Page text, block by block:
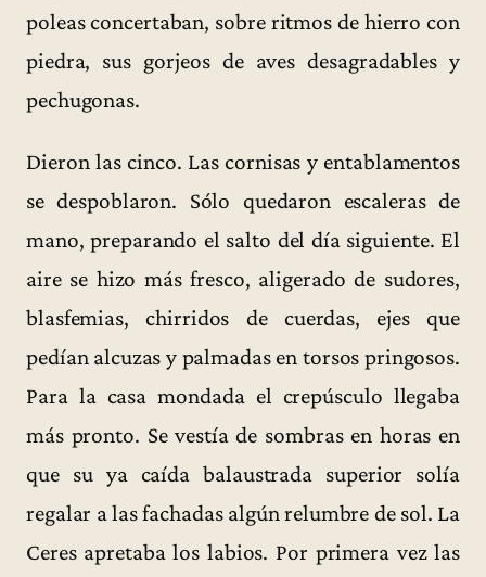
poleas concertaban, sobre ritmos de hierro con
piedra, sus gorjeos de aves desagradables y
pechugonas.
Dieron las cinco. Las cornisas y entablamentos
se despoblaron. Sólo quedaron escaleras de
mano, preparando el salto del día siguiente. El
aire se hizo más fresco, aligerado de sudores,
blasfemias, chirridos de cuerdas, ejes que
pedían alcuzas y palmadas en torsos pringosos.
Para la casa mondada el crepúsculo llegaba
más pronto. Se vestía de sombras en horas en
que su ya caída balaustrada superior solía
regalar a las fachadas algún relumbre de sol. La
Ceres apretaba los labios. Por primera vez las